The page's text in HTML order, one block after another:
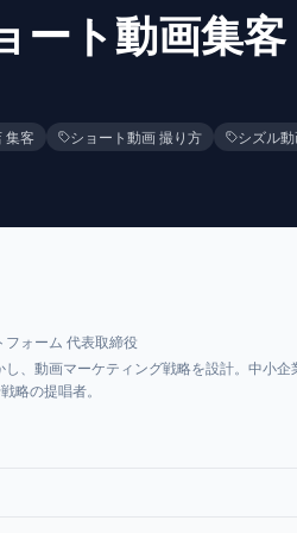
ート動画集
集客 ショート動画 撮り方 シズル
フォーム 代表取締役
、動画マーケティング戦略を設計。中小
略の提唱者。